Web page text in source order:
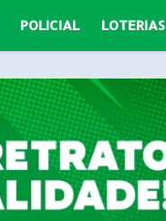
POLICIAL LOTERIAS